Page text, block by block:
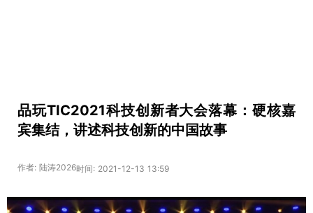
品玩TIC2021科技创新者大会落幕：硬核嘉
宾集结，讲述科技创新的中国故事
作者: 陆涛2026时间: 2021-12-13 13:59